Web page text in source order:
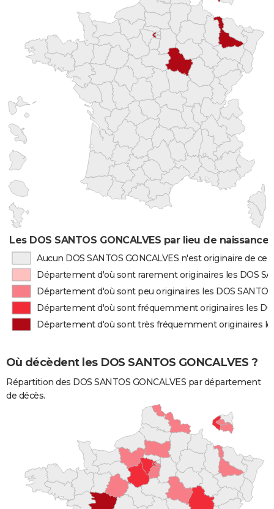
Les DOS SANTOS GONCALVES par lieu de naissance
Aucun DOS SANTOS GONCALVES n'est originaire de
Département d'où sont rarement originaires les DOS
Département d'où sont peu originaires les DOS SANTOS
Département d'où sont fréquemment originaires les
Département d'où sont très fréquemment originaires les
Où décèdent les DOS SANTOS GONCALVES ?
Répartition des DOS SANTOS GONCALVES par département
de décès.